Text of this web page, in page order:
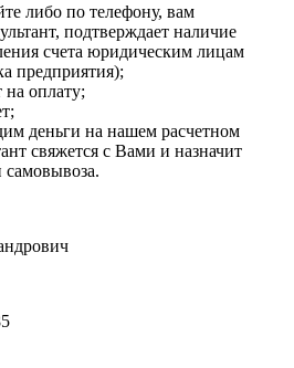
либо по телефону, вам
подтверждает наличие
счета юридическим лицам
предприятия);
оплату;
деньги на нашем расчетном
свяжется с Вами и назначит
самовывоза.